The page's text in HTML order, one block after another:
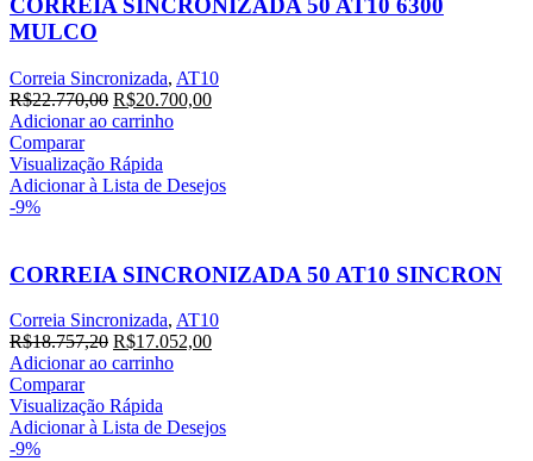
CORREIA SINCRONIZADA 50 AT10 6300
MULCO
Correia Sincronizada, AT10
R$22.770,00 O
preço
era:
R$22.770,00.
R$20.700,00O
R$20.700,00.
Adicionar ao carrinho
Comparar
Visualização Rápida
Adicionar à Lista de Desejos
-9%
CORREIA SINCRONIZADA 50 AT10 SINCRON
Correia Sincronizada, AT10
R$18.757,20 O
preço
era:
R$18.757,20.
R$17.052,00O
R$17.052,00.
Adicionar ao carrinho
Comparar
Visualização Rápida
Adicionar à Lista de Desejos
-9%